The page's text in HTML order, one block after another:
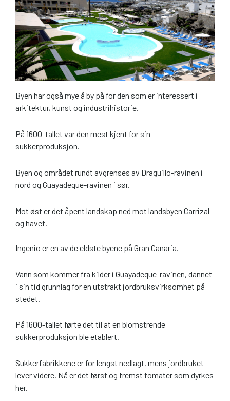
Byen har også mye å by på for den som er interessert i
arkitektur, kunst og industrihistorie.
På 1600-tallet var den mest kjent for sin
sukkerproduksjon.
Byen og området rundt avgrenses av Draguillo-ravinen i
nord og Guayadeque-ravinen i sør.
Mot øst er det åpent landskap ned mot landsbyen Carrizal
og havet.
Ingenio er en av de eldste byene på Gran Canaria.
Vann som kommer fra kilder i Guayadeque-ravinen, dannet
i sin tid grunnlag for en utstrakt jordbruksvirksomhet på
stedet.
På 1600-tallet førte det til at en blomstrende
sukkerproduksjon ble etablert.
Sukkerfabrikkene er for lengst nedlagt, mens jordbruket
lever videre. Nå er det først og fremst tomater som dyrkes
her.